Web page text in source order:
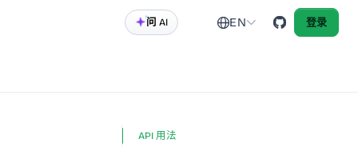
问 AI EN 登录
API 用法